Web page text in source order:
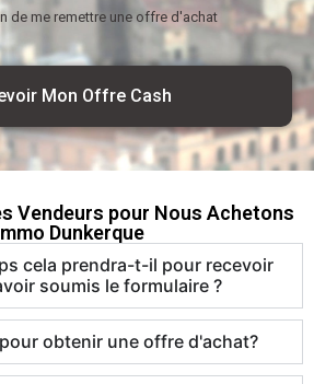
de me remettre une offre d'achat
Mon Offre Cash
Vendeurs pour Nous Achetons
Dunkerque
cela prendra-t-il pour recevoir
soumis le formulaire ?
obtenir une offre d'achat?